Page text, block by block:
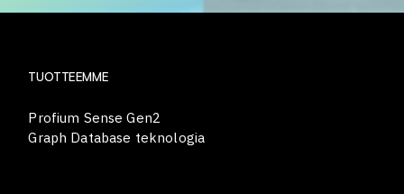
TUOTTEEMME
Profium Sense Gen2
Graph Database teknologia